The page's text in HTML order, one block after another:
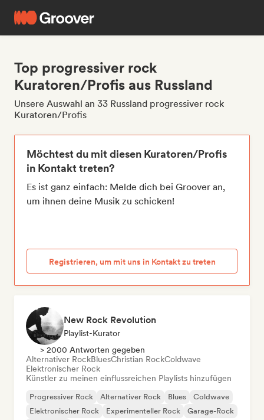
Top progressiver rock
Kuratoren/Profis aus Russland
Unsere Auswahl an 33 Russland progressiver rock
Kuratoren/Profis
Möchtest du mit diesen Kuratoren/Profis
in Kontakt treten?
Es ist ganz einfach: Melde dich bei Groover an,
um ihnen deine Musik zu schicken!
Registrieren, um mit uns in Kontakt zu treten
New Rock Revolution
Playlist-Kurator
> 2000 Antworten gegeben
Alternativer RockBluesChristian RockColdwave
Elektronischer Rock
Künstler zu meinen einflussreichen Playlists hinzufügen
Progressiver Rock Alternativer Rock Blues
Coldwave
Elektronischer Rock
Experimenteller Rock
Garage-Rock